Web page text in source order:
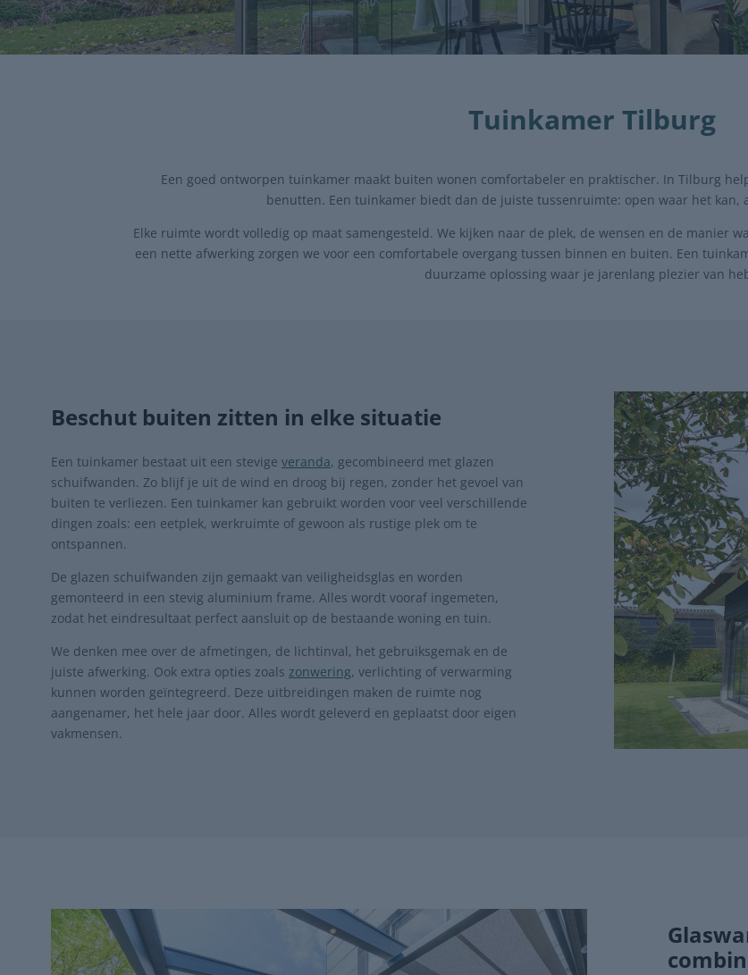
Tuinkamer Tilburg
Een goed ontworpen tuinkamer maakt buiten wonen comfortabeler en praktischer. In Tilburg
benutten. Een tuinkamer biedt dan de juiste tussenruimte: open waar het kan,
Elke ruimte wordt volledig op maat samengesteld. We kijken naar de plek, de wensen en de manier
een nette afwerking zorgen we voor een comfortabele overgang tussen binnen en buiten. Een
duurzame oplossing waar je jarenlang plezier van
Beschut buiten zitten in elke situatie
Een tuinkamer bestaat uit een stevige veranda, gecombineerd met glazen
schuifwanden. Zo blijf je uit de wind en droog bij regen, zonder het gevoel van
buiten te verliezen. Een tuinkamer kan gebruikt worden voor veel verschillende
dingen zoals: een eetplek, werkruimte of gewoon als rustige plek om te
ontspannen.
De glazen schuifwanden zijn gemaakt van veiligheidsglas en worden
gemonteerd in een stevig aluminium frame. Alles wordt vooraf ingemeten,
zodat het eindresultaat perfect aansluit op de bestaande woning en tuin.
We denken mee over de afmetingen, de lichtinval, het gebruiksgemak en de
juiste afwerking. Ook extra opties zoals zonwering, verlichting of verwarming
kunnen worden geïntegreerd. Deze uitbreidingen maken de ruimte nog
aangenamer, het hele jaar door. Alles wordt geleverd en geplaatst door eigen
vakmensen.